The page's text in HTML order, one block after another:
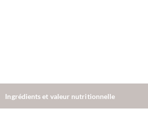
Ingrédients et valeur nutritionnelle